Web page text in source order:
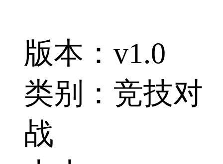
版本：v1.0
类别：竞技对
战